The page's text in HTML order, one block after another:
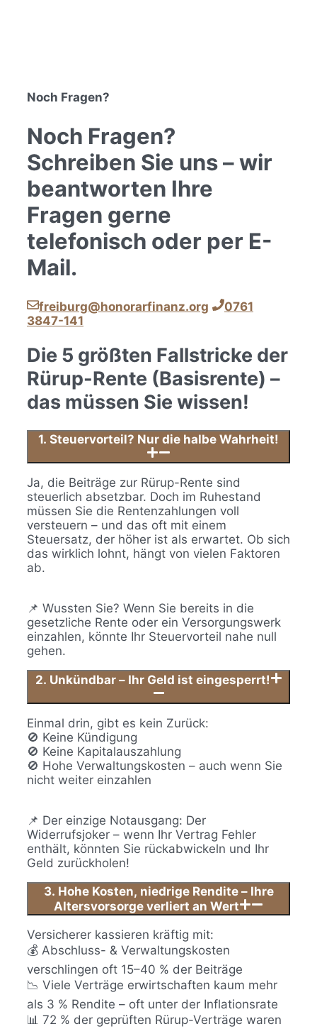
Noch Fragen?
Noch Fragen?
Schreiben Sie uns – wir
beantworten Ihre
Fragen gerne
telefonisch oder per E-
Mail.
freiburg@honorarfinanz.org
0761
3847-141
Die 5 größten Fallstricke der
Rürup-Rente (Basisrente) –
das müssen Sie wissen!
1. Steuervorteil? Nur die halbe Wahrheit!
Ja, die Beiträge zur Rürup-Rente sind
steuerlich absetzbar. Doch im Ruhestand
müssen Sie die Rentenzahlungen voll
versteuern – und das oft mit einem
Steuersatz, der höher ist als erwartet. Ob sich
das wirklich lohnt, hängt von vielen Faktoren
ab.
📌 Wussten Sie? Wenn Sie bereits in die
gesetzliche Rente oder ein Versorgungswerk
einzahlen, könnte Ihr Steuervorteil nahe null
gehen.
2. Unkündbar – Ihr Geld ist eingesperrt!
Einmal drin, gibt es kein Zurück:
🚫 Keine Kündigung
🚫 Keine Kapitalauszahlung
🚫 Hohe Verwaltungskosten – auch wenn Sie
nicht weiter einzahlen
📌 Der einzige Notausgang: Der
Widerrufsjoker – wenn Ihr Vertrag Fehler
enthält, könnten Sie rückabwickeln und Ihr
Geld zurückholen!
3. Hohe Kosten, niedrige Rendite – Ihre
Altersvorsorge verliert an Wert
Versicherer kassieren kräftig mit:
💰 Abschluss- & Verwaltungskosten
verschlingen oft 15–40 % der Beiträge
📉 Viele Verträge erwirtschaften kaum mehr
als 3 % Rendite – oft unter der Inflationsrate
📊 72 % der geprüften Rürup-Verträge waren